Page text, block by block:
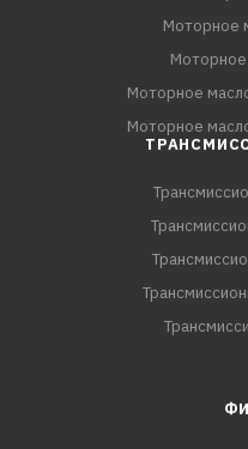
Моторное
Моторное
Моторное